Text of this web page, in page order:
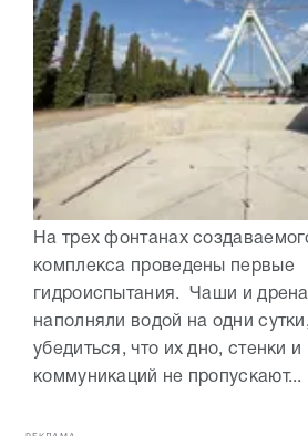
На трех фонтанах
комплекса проведены первые
гидроиспытания. Чаши и
наполняли водой на одни
убедиться, что их дно, стенки
коммуникаций не пропускают...